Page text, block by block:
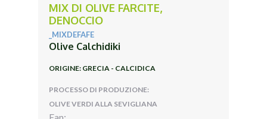
MIX DI OLIVE FARCITE,
DENOCCIO
_MIXDEFAFE
Olive Calchidiki
ORIGINE: GRECIA - CALCIDICA
PROCESSO DI PRODUZIONE:
OLIVE VERDI ALLA SEVIGLIANA
Ean: